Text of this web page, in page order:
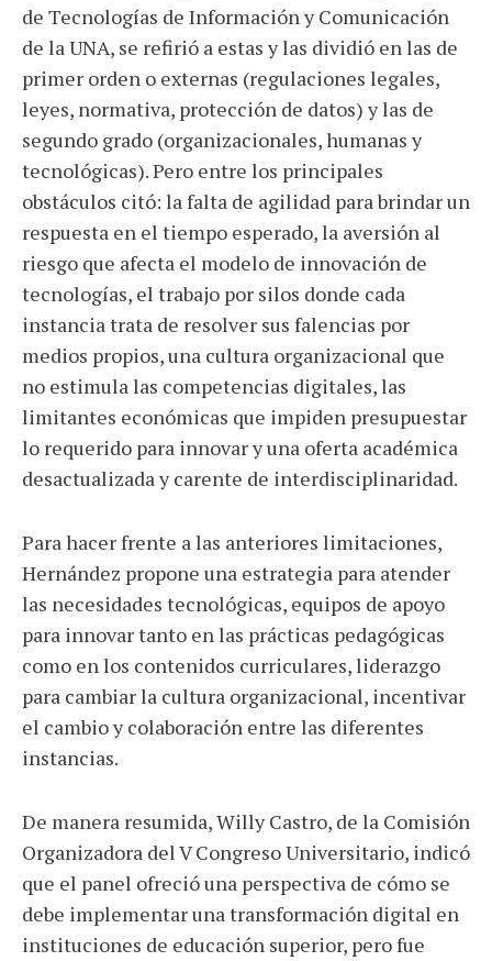
de Tecnologías de Información y Comunicación
de la UNA, se refirió a estas y las dividió en las de
primer orden o externas (regulaciones legales,
leyes, normativa, protección de datos) y las de
segundo grado (organizacionales, humanas y
tecnológicas). Pero entre los principales
obstáculos citó: la falta de agilidad para brindar un
respuesta en el tiempo esperado, la aversión al
riesgo que afecta el modelo de innovación de
tecnologías, el trabajo por silos donde cada
instancia trata de resolver sus falencias por
medios propios, una cultura organizacional que
no estimula las competencias digitales, las
limitantes económicas que impiden presupuestar
lo requerido para innovar y una oferta académica
desactualizada y carente de interdisciplinaridad.
Para hacer frente a las anteriores limitaciones,
Hernández propone una estrategia para atender
las necesidades tecnológicas, equipos de apoyo
para innovar tanto en las prácticas pedagógicas
como en los contenidos curriculares, liderazgo
para cambiar la cultura organizacional, incentivar
el cambio y colaboración entre las diferentes
instancias.
De manera resumida, Willy Castro, de la Comisión
Organizadora del V Congreso Universitario, indicó
que el panel ofreció una perspectiva de cómo se
debe implementar una transformación digital en
instituciones de educación superior, pero fue